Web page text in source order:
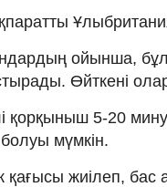
ойынша, бұл
Өйткені олар
қорқыныш 5-20
мүмкін.
қағысы жиілеп, бас